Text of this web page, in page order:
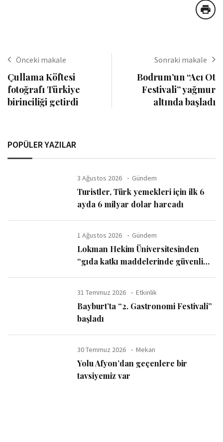
Önceki makale
Çullama Köftesi
fotoğrafı Türkiye
birinciliği getirdi
Sonraki makale
Bodrum’un “Acı Ot
Festivali” yağmur
altında başladı
POPÜLER YAZILAR
3 Ağustos 2026 Gündem
Turistler, Türk yemekleri için ilk 6
ayda 6 milyar dolar harcadı
1 Ağustos 2026 Gündem
Lokman Hekim Üniversitesinden
“gıda katkı maddelerinde güvenli
31 Temmuz 2026 Etkinlik
Bayburt’ta “2. Gastronomi Festivali”
başladı
30 Temmuz 2026 Mekan
Yolu Afyon’dan geçenlere bir
tavsiyemiz var